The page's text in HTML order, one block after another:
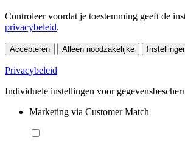
Controleer voordat je toestemming geeft de
privacybeleid.
Accepteren Alleen noodzakelijke
Privacybeleid
Individuele instellingen voor
Marketing via Customer Match